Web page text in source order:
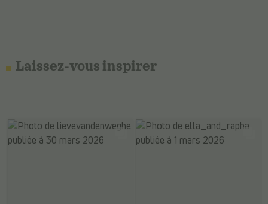
Laissez-vous inspirer